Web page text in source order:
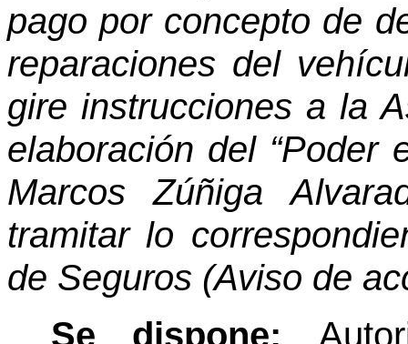
pago por concepto de
reparaciones del
gire instrucciones a la
elaboración del “Poder
Marcos Zúñiga
tramitar lo
de Seguros (Aviso de
Se dispone: